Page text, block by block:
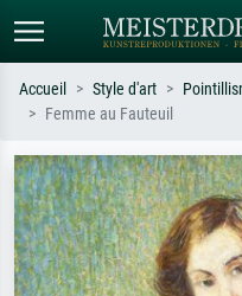
Recherchez par artiste, titre ou
ex. Monet, Nuit étoilée,
impressionnisme, vague de
nu.
Accueil Style d'art
Femme au Fauteuil